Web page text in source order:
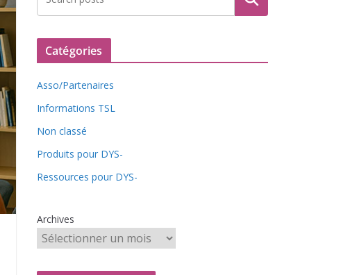
Catégories
Asso/Partenaires
Informations TSL
Non classé
Produits pour DYS-
Ressources pour DYS-
Archives